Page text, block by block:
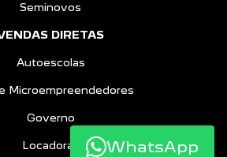
Seminovos
DIRETAS
Autoescolas
Microempreendedores
Governo
Locadoras WhatsApp